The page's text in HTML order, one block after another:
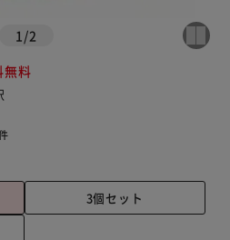
1 /2
無料
3個セット